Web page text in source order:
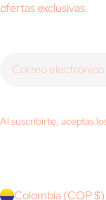
ofertas exclusivas.
Al suscribirte, aceptas
Colombia (COP $)